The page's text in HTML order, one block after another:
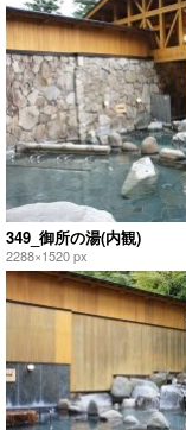
349_御所の湯(内観)
2288×1520 px